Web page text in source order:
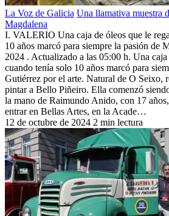
La Voz de Galicia Una llamativa muestra
Magdalena
I. VALERIO Una caja de óleos que le
10 años marcó para siempre la pasión de
2024 . Actualizado a las 05:00 h. Una
cuando tenía solo 10 años marcó para
Gutiérrez por el arte. Natural de O Seixo,
pintar a Bello Piñeiro. Ella comenzó
la mano de Raimundo Anido, con 17
entrar en Bellas Artes, en la Acade…
12 de octubre de 2024 2 min lectura